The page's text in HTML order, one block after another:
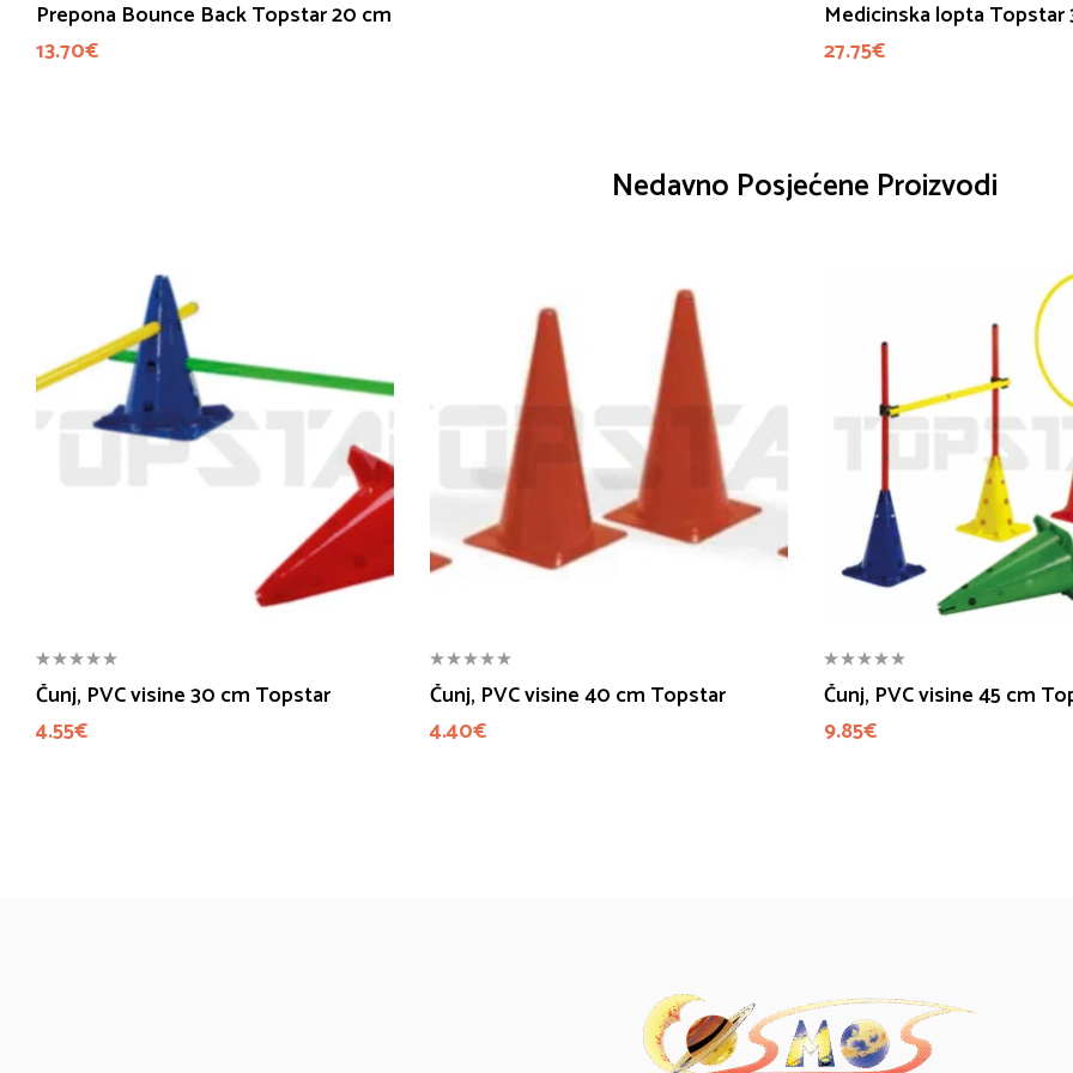
Prepona Bounce Back Topstar 20 cm
13.70€
Medicinska lopta Topstar
27.75€
Nedavno Posjećene Proizvodi
Čunj, PVC visine 30 cm Topstar
4.55€
Čunj, PVC visine 40 cm Topstar
4.40€
Čunj, PVC visine 45 cm
9.85€